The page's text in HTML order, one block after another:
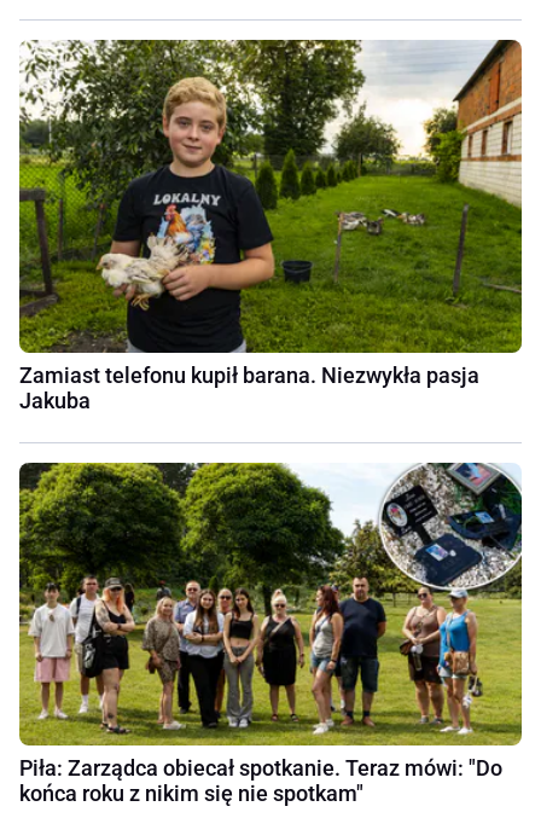
Zamiast telefonu kupił barana. Niezwykła pasja
Jakuba
Piła: Zarządca obiecał spotkanie. Teraz mówi: "Do
końca roku z nikim się nie spotkam"